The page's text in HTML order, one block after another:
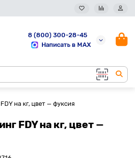
8 (800) 300-28-45
Написать в MAX
на кг, цвет — фуксия
FDY на кг, цвет —